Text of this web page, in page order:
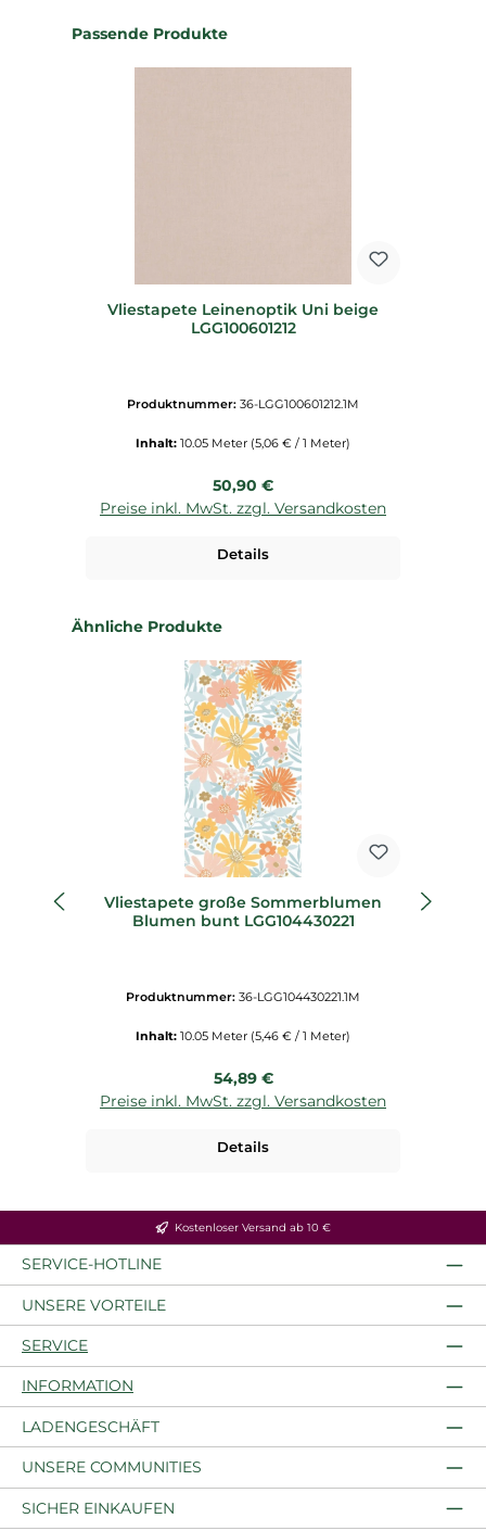
Produktgalerie überspringen
Passende Produkte
Vliestapete Leinenoptik Uni beige
LGG100601212
Produktnummer: 36-LGG100601212.1M
Inhalt: 10.05 Meter (5,06 € / 1 Meter)
Regulärer Preis:
50,90 €
Preise inkl. MwSt. zzgl. Versandkosten
Details
Produktgalerie überspringen
Ähnliche Produkte
Vliestapete große Sommerblumen
Blumen bunt LGG104430221
Produktnummer: 36-LGG104430221.1M
Inhalt: 10.05 Meter (5,46 € / 1 Meter)
Regulärer Preis:
54,89 €
Preise inkl. MwSt. zzgl. Versandkosten
Details
Kostenloser Versand ab 10 €
SERVICE-HOTLINE
UNSERE VORTEILE
SERVICE
INFORMATION
LADENGESCHÄFT
UNSERE COMMUNITIES
SICHER EINKAUFEN